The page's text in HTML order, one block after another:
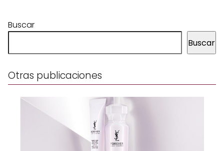
Buscar
Buscar
Otras publicaciones